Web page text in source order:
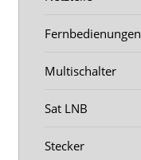
Fernbedienungen
Multischalter
Sat LNB
Stecker